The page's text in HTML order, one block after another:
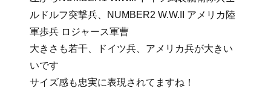
ルドルフ突撃兵、NUMBER2 W.W.II アメリカ陸
軍歩兵 ロジャース軍曹
大きさも若干、ドイツ兵、アメリカ兵が大きい
いです
サイズ感も忠実に表現されてますね！